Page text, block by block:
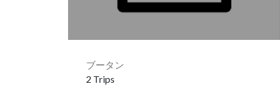
ブータン
2 Trips